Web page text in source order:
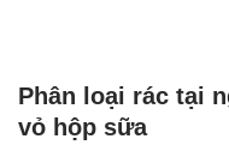
Phân loại rác tại
vỏ hộp sữa